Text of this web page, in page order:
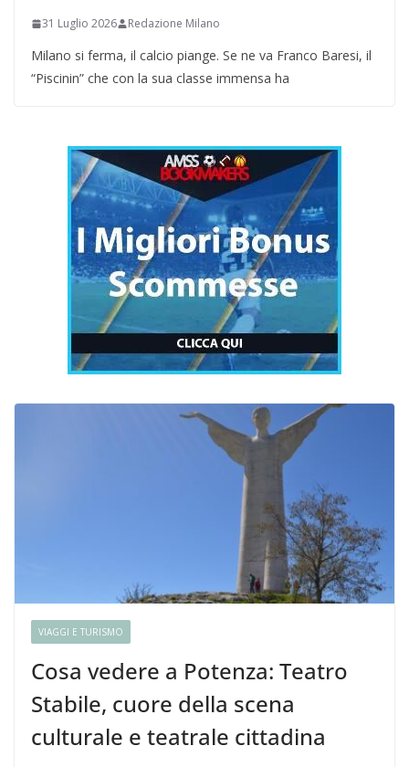
31 Luglio 2026 Redazione Milano
Milano si ferma, il calcio piange. Se ne va Franco Baresi, il
“Piscinin” che con la sua classe immensa ha
VIAGGI E TURISMO
Cosa vedere a Potenza: Teatro
Stabile, cuore della scena
culturale e teatrale cittadina